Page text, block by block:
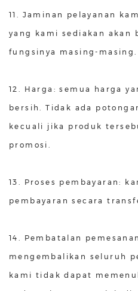
11. Jaminan pelayanan
yang kami sediakan akan
fungsinya masing-masing.
12. Harga: semua harga
bersih. Tidak ada
kecuali jika produk
promosi.
13. Proses pembayaran:
pembayaran secara
14. Pembatalan
mengembalikan seluruh
kami tidak dapat